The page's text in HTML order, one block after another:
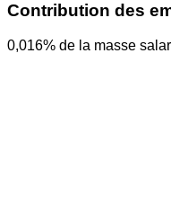
Contribution des
0,016% de la masse